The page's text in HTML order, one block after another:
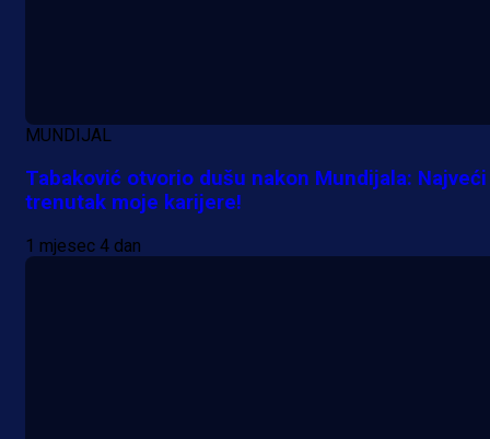
MUNDIJAL
Tabaković otvorio dušu nakon Mundijala: Najveći
trenutak moje karijere!
1 mjesec 4 dan